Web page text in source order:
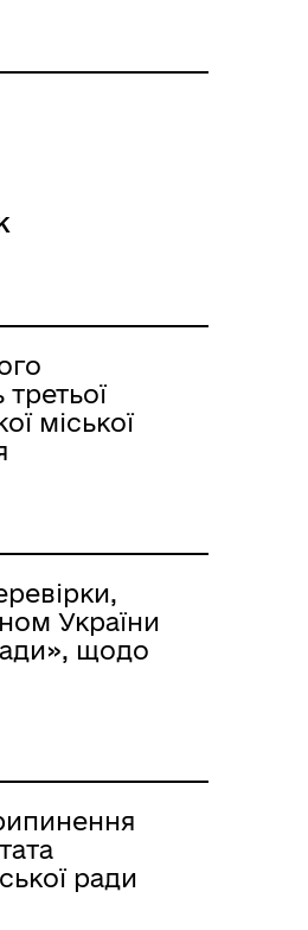
міської
України
щодо
ради